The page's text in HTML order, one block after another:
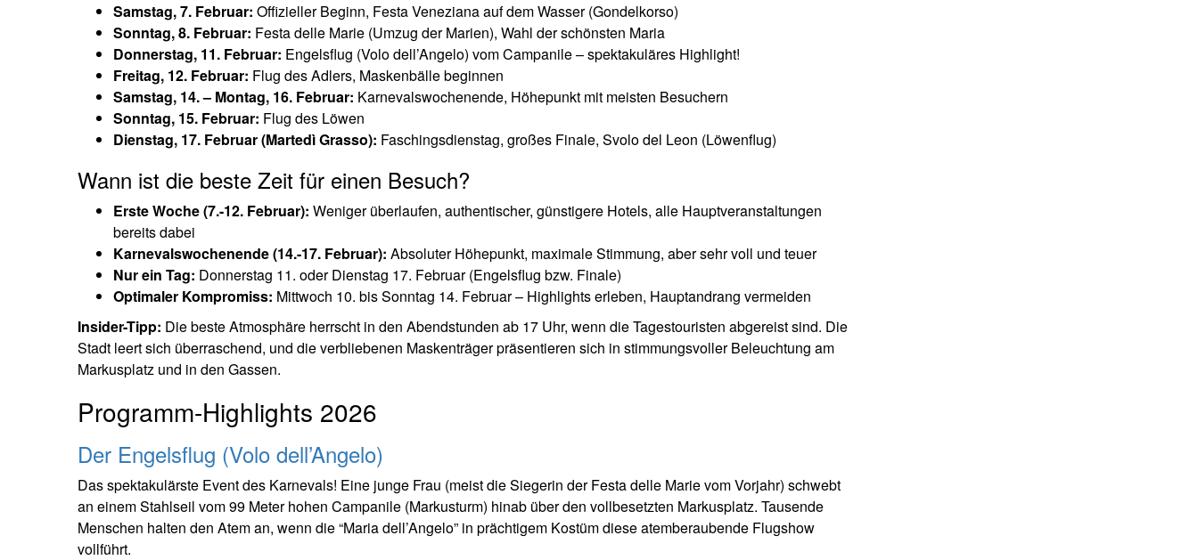
Samstag, 7. Februar: Offizieller Beginn, Festa Veneziana auf dem Wasser (Gondelkorso)
Sonntag, 8. Februar: Festa delle Marie (Umzug der Marien), Wahl der schönsten Maria
Donnerstag, 11. Februar: Engelsflug (Volo dell’Angelo) vom Campanile – spektakuläres Highlight!
Freitag, 12. Februar: Flug des Adlers, Maskenbälle beginnen
Samstag, 14. – Montag, 16. Februar: Karnevalswochenende, Höhepunkt mit meisten Besuchern
Sonntag, 15. Februar: Flug des Löwen
Dienstag, 17. Februar (Martedì Grasso): Faschingsdienstag, großes Finale, Svolo del Leon (Löwenflug)
Wann ist die beste Zeit für einen Besuch?
Erste Woche (7.-12. Februar): Weniger überlaufen, authentischer, günstigere Hotels, alle Hauptveranstaltungen
bereits dabei
Karnevalswochenende (14.-17. Februar): Absoluter Höhepunkt, maximale Stimmung, aber sehr voll und teuer
Nur ein Tag: Donnerstag 11. oder Dienstag 17. Februar (Engelsflug bzw. Finale)
Optimaler Kompromiss: Mittwoch 10. bis Sonntag 14. Februar – Highlights erleben, Hauptandrang vermeiden
Insider-Tipp: Die beste Atmosphäre herrscht in den Abendstunden ab 17 Uhr, wenn die Tagestouristen abgereist sind. Die
Stadt leert sich überraschend, und die verbliebenen Maskenträger präsentieren sich in stimmungsvoller Beleuchtung am
Markusplatz und in den Gassen.
Programm-Highlights 2026
Der Engelsflug (Volo dell’Angelo)
Das spektakulärste Event des Karnevals! Eine junge Frau (meist die Siegerin der Festa delle Marie vom Vorjahr) schwebt
an einem Stahlseil vom 99 Meter hohen Campanile (Markusturm) hinab über den vollbesetzten Markusplatz. Tausende
Menschen halten den Atem an, wenn die “Maria dell’Angelo” in prächtigem Kostüm diese atemberaubende Flugshow
vollführt.